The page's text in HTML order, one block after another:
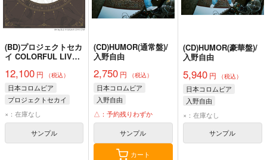
(BD)プロジェクトセカ
イ COLORFUL LIVE
定盤)
12,100 円 （税込）
日本コロムビア
プロジェクトセカイ
×：在庫なし
サンプル
(CD)HUMOR(通常盤)/
入野自由
2,750 円 （税込）
日本コロムビア
入野自由
△：予約残りわずか
サンプル
カート
(CD)HUMOR(豪華盤)/
入野自由
5,940円 （税込）
日本コロムビア
入野自由
×：在庫なし
サンプル